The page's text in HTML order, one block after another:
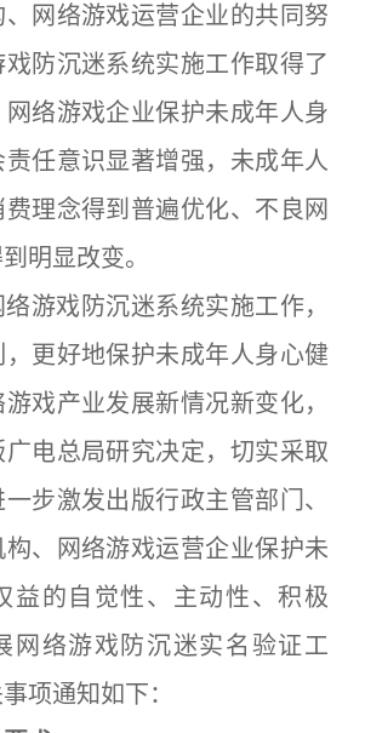
网络游戏运营企业的共同努
防沉迷系统实施工作取得了
网络游戏企业保护未成年人身
任意识显著增强，未成年人
理念得到普遍优化、不良网
明显改变。
戏防沉迷系统实施工作，
更好地保护未成年人身心健
戏产业发展新情况新变化，
广电总局研究决定，切实采取
步激发出版行政主管部门、
、网络游戏运营企业保护未
益的自觉性、主动性、积极
网络游戏防沉迷实名验证工
项通知如下：